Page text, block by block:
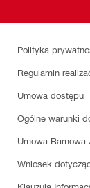
Polityka
Regulamin
Umowa dostępu
Ogólne warunki
Umowa Ramowa
Wniosek